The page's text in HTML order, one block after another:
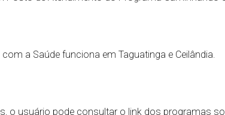
a Saúde funciona em Taguatinga e Ceilândia.
o usuário pode consultar o link dos programas